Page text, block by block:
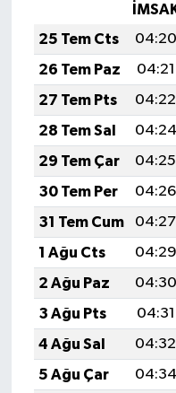
25 Tem Cts
04:20
26 Tem Paz
04:21
27 Tem Pts
04:22
28 Tem Sal
04:24
29 Tem Çar
04:25
30 Tem Per
04:26
31 Tem Cum
04:27
1 Ağu Cts
04:29
2 Ağu Paz
04:30
3 Ağu Pts
04:31
4 Ağu Sal
04:32
5 Ağu Çar
04:34